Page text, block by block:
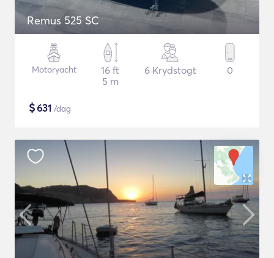
Remus 525 SC
Motoryacht
16 ft
5 m
6 Krydstogt 0
$631 /dag